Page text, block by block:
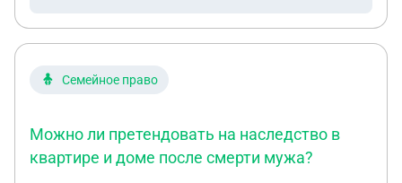
Семейное право
Можно ли претендовать на наследство в
квартире и доме после смерти мужа?